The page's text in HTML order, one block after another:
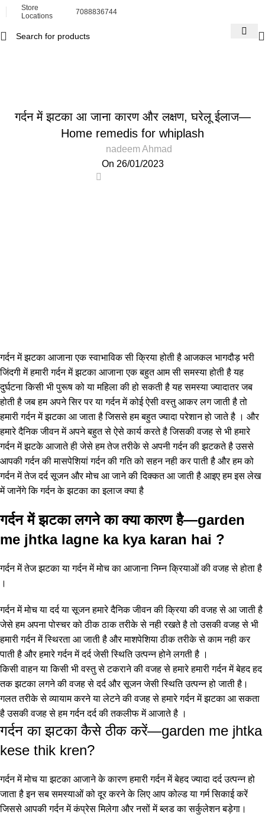
Store
Locations
7088836744
गर्दन में झटका आ जाना कारण और लक्षण, घरेलू ईलाज—
Home remedis for whiplash
nadeem Ahmad
On 26/01/2023
गर्दन में झटका आजाना एक स्वाभाविक सी क्रिया होती है आजकल भागदौड़ भरी
जिंदगी में हमारी गर्दन में झटका आजाना एक बहुत आम सी समस्या होती है यह
दुर्घटना किसी भी पुरूष को या महिला की हो सकती है यह समस्या ज्यादातर जब
होती है जब हम अपने सिर पर या गर्दन में कोई ऐसी वस्तु आकर लग जाती है तो
हमारी गर्दन में झटका आ जाता है जिससे हम बहुत ज्यादा परेशान हो जाते है । और
हमारे दैनिक जीवन में अपने बहुत से ऐसे कार्य करते है जिसकी वजह से भी हमारे
गर्दन में झटके आजाते ही जेसे हम तेज तरीके से अपनी गर्दन की झटकते है उससे
आपकी गर्दन की मासपेशियां गर्दन की गति को सहन नही कर पाती है और हम को
गर्दन में तेज दर्द सूजन और मोच आ जाने की दिक्कत आ जाती है आइए हम इस लेख
में जानेंगे कि गर्दन के झटका का इलाज क्या है
गर्दन में झटका लगने का क्या कारण है—garden
me jhtka lagne ka kya karan hai ?
गर्दन में तेज झटका या गर्दन में मोच का आजाना निम्न क्रियाओं की वजह से होता है
।
गर्दन में मोच या दर्द या सूजन हमारे दैनिक जीवन की क्रिया की वजह से आ जाती है
जेसे हम अपना पोस्चर को ठीक ठाक तरीके से नही रखते है तो उसकी वजह से भी
हमारी गर्दन में स्थिरता आ जाती है और माशपेशिया ठीक तरीके से काम नही कर
पाती है और हमारे गर्दन में दर्द जेसी स्थिति उत्पन्न होने लगती है ।
किसी वाहन या किसी भी वस्तु से टकराने की वजह से हमारे हमारी गर्दन में बेहद हद
तक झटका लगने की वजह से दर्द और सूजन जेसी स्थिति उत्पन्न हो जाती है।
गलत तरीके से व्यायाम करने या लेटने की वजह से हमारे गर्दन में झटका आ सकता
है उसकी वजह से हम गर्दन दर्द की तकलीफ में आजाते है ।
गर्दन का झटका कैसे ठीक करें—garden me jhtka
kese thik kren?
गर्दन में मोच या झटका आजाने के कारण हमारी गर्दन में बेहद ज्यादा दर्द उत्पन्न हो
जाता है इन सब समस्याओं को दूर करने के लिए आप कोल्ड या गर्म सिकाई करें
जिससे आपकी गर्दन में कंप्रेस मिलेगा और नसों में ब्लड का सर्कुलेशन बड़ेगा।